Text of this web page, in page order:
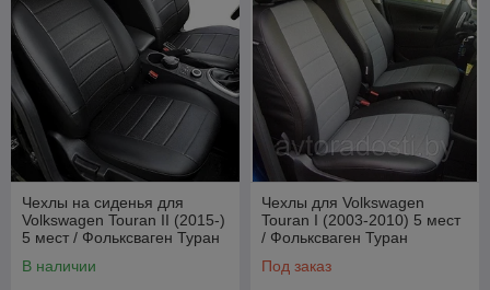
Чехлы на сиденья для
Volkswagen Touran II (2015-)
5 мест / Фольксваген Туран
В наличии
Чехлы для Volkswagen
Touran I (2003-2010) 5 мест
/ Фольксваген Туран
вставка)
Под заказ